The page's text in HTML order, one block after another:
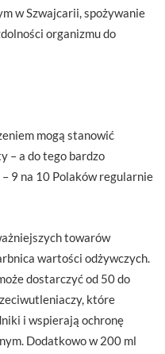
w Szwajcarii, spożywanie
organizmu do
mogą stanowić
– a do tego bardzo
9 na 10 Polaków regularnie
towarów
wartości odżywczych.
dostarczyć od 50 do
które
i wspierają ochronę
Dodatkowo w 200 ml